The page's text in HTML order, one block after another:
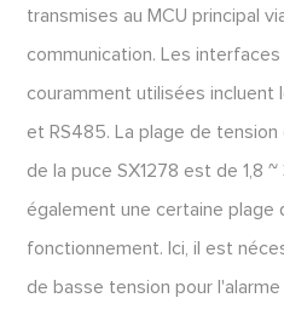
transmises au MCU principal
communication. Les
couramment utilisées incluent
et RS485. La plage de
de la puce SX1278 est de 1,8
également une certaine plage
fonctionnement. Ici, il est
de basse tension pour